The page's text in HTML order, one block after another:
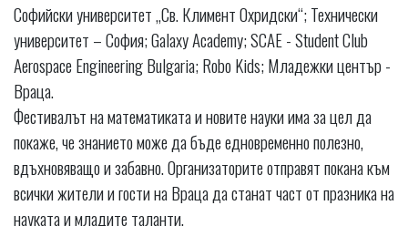
Софийски университет „Св. Климент Охридски“; Технически
университет – София; Galaxy Academy; SCAE - Student Club
Aerospace Engineering Bulgaria; Robo Kids; Младежки център -
Враца.
Фестивалът на математиката и новите науки има за цел да
покаже, че знанието може да бъде едновременно полезно,
вдъхновяващо и забавно. Организаторите отправят покана към
всички жители и гости на Враца да станат част от празника на
науката и младите таланти.